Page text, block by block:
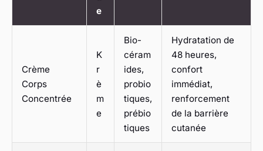
e
Crème
Corps
Concentrée
K
r
è
m
e
Bio-
céram
ides,
probio
tiques,
prébio
tiques
Hydratation de
48 heures,
confort
immédiat,
renforcement
de la barrière
cutanée